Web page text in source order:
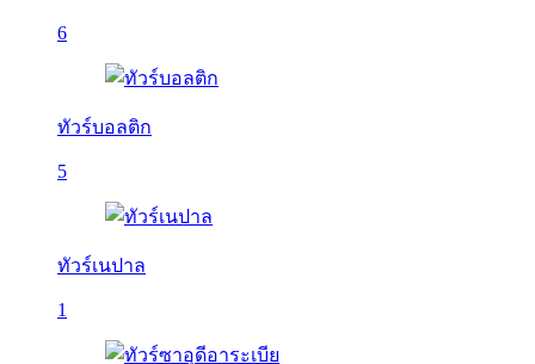
6
ทัวร์บอลติก
5
ทัวร์เนปาล
1